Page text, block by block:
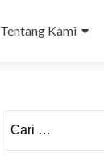
Tentang Kami
untuk: